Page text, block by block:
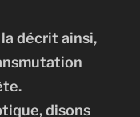
décrit ainsi,
disons